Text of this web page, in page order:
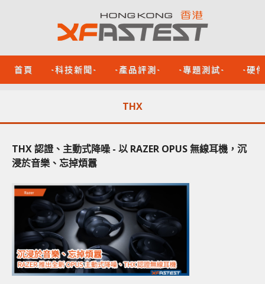
首頁 -科技新聞- -產品評測- -專題測試- -硬
THX
THX 認證、主動式降噪 - 以 RAZER OPUS 無線耳機，沉
浸於音樂、忘掉煩囂